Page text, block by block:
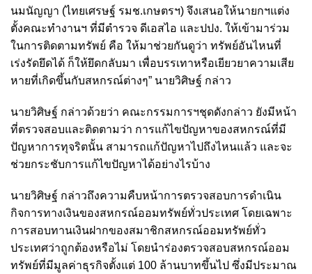
นมนัญญา (ไทยเศรษฐ์ รมช.เกษตรฯ) จึงเสนอให้นายกฯแต่ง
ตั้งคณะทำงานฯ ที่มีตำรวจ ดีเอสไอ และปปง. ให้เข้ามาร่วม
ในการติดตามทรัพย์ คือ ให้มาช่วยกันดูว่า ทรัพย์อันไหนที่
เร่งรัดยึดได้ ก็ให้ยึดกลับมา เพื่อบรรเทาหรือเยียวยาความเสีย
หายที่เกิดขึ้นกับสหกรณ์ต่างๆ” นายวิศิษฐ์ กล่าว
นายวิศิษฐ์ กล่าวด้วยว่า คณะกรรมการฯชุดดังกล่าว ยังมีหน้า
ที่ตรวจสอบและติดตามว่า การแก้ไขปัญหาของสหกรณ์ที่มี
ปัญหาการทุจริตนั้น สามารถแก้ปัญหาไปถึงไหนแล้ว และจะ
ช่วยกระชับการแก้ไขปัญหาได้อย่างไรบ้าง
นายวิศิษฐ์ กล่าวถึงความคืบหน้าการตรวจสอบการดำเนิน
กิจการทางเงินของสหกรณ์ออมทรัพย์ทั่วประเทศ โดยเฉพาะ
การสอบทานเงินฝากของสมาชิกสหกรณ์ออมทรัพย์ทั่ว
ประเทศว่าถูกต้องหรือไม่ โดยนำร่องตรวจสอบสหกรณ์ออม
ทรัพย์ที่มีมูลค่าธุรกิจตั้งแต่ 100 ล้านบาทขึ้นไป ซึ่งมีประมาณ